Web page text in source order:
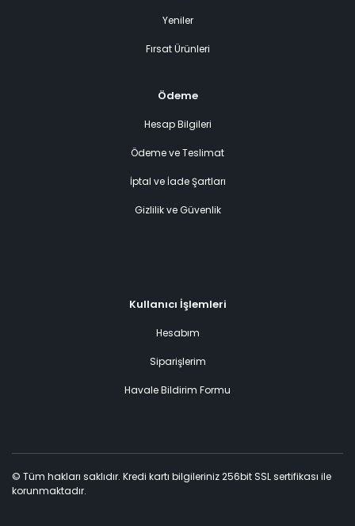
Yeniler
Fırsat Ürünleri
Ödeme
Hesap Bilgileri
Ödeme ve Teslimat
İptal ve İade Şartları
Gizlilik ve Güvenlik
Kullanıcı İşlemleri
Hesabım
Siparişlerim
Havale Bildirim Formu
© Tüm hakları saklıdır. Kredi kartı bilgileriniz 256bit SSL sertifikası ile
korunmaktadır.